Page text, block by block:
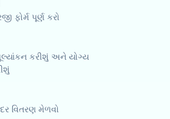
ફોર્મ પૂર્ણ કરો
કરીશું અને યોગ્ય
વિતરણ મેળવો